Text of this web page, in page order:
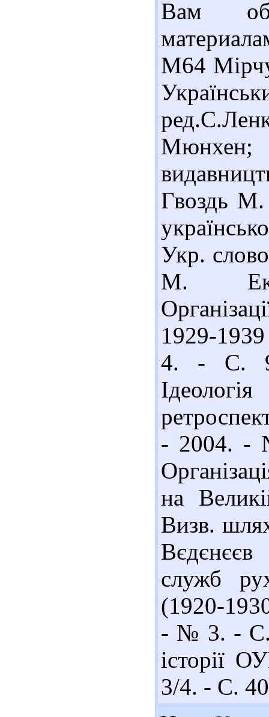
Вам
М64
Мюнхен;
Гвоздь М.
Укр.
М.
1929-
4. - С.
- 2004.
на
Визв.
служб
(1920-
- № 3. - С.
історії
3/4. - С.